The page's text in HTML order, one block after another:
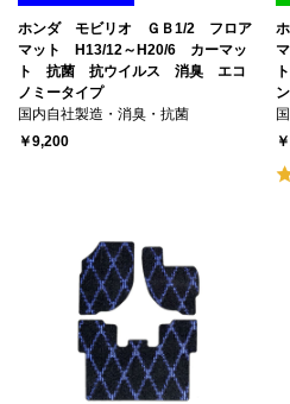
ホンダ モビリオ ＧＢ1/2 フロア
マット H13/12～H20/6 カーマッ
ト 抗菌 抗ウイルス 消臭 エコ
ノミータイプ
国内自社製造・消臭・抗菌
￥9,200